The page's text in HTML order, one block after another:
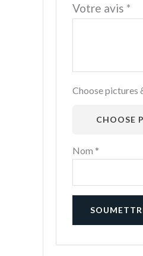
Votre avis *
Choose pictures
CHOOSE
Nom *